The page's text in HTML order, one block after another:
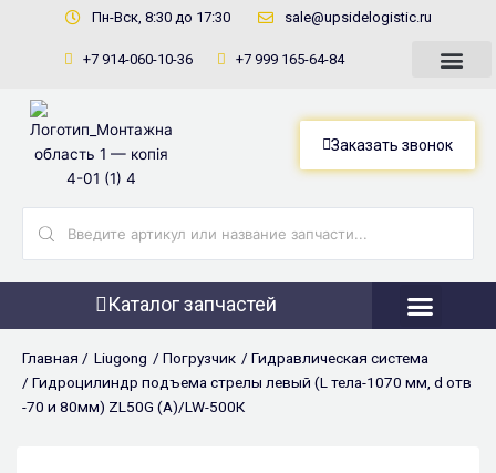
содержимому
Пн-Вск, 8:30 до 17:30 sale@upsidelogistic.ru
+7 914-060-10-36 +7 999 165-64-84
Заказать звонок
Каталог запчастей
Главная / Liugong / Погрузчик / Гидравлическая система
/ Гидроцилиндр подъема стрелы левый (L тела-1070 мм, d отв
-70 и 80мм) ZL50G (A)/LW-500К